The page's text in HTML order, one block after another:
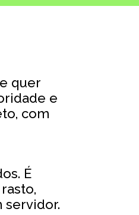
quer
e
com
É
servidor.